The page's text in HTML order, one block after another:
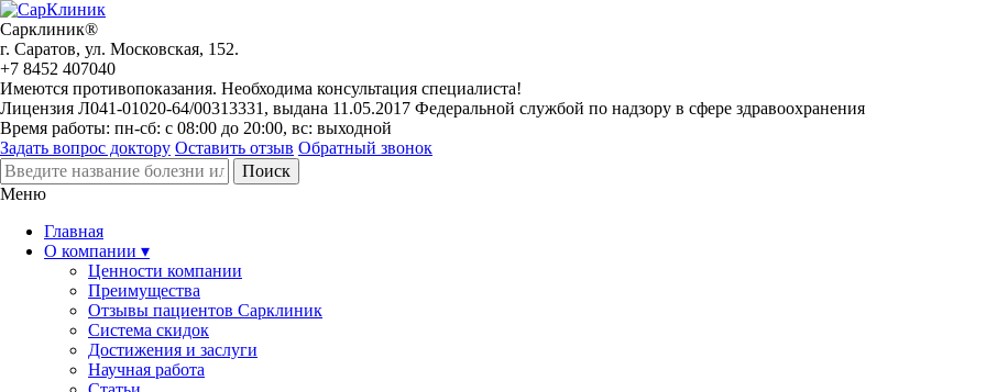
Сарклиник®
г. Саратов, ул. Московская, 152.
+7 8452 407040
Имеются противопоказания. Необходима консультация специалиста!
Лицензия Л041-01020-64/00313331, выдана 11.05.2017 Федеральной службой по надзору в сфере здравоохранения
Время работы: пн-сб: с 08:00 до 20:00, вс: выходной
Задать вопрос доктору Оставить отзыв Обратный звонок
Меню
Главная
О компании ▾
Ценности компании
Преимущества
Отзывы пациентов Сарклиник
Система скидок
Достижения и заслуги
Научная работа